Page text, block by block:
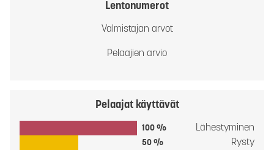
Lentonumerot
Valmistajan arvot
Pelaajien arvio
Pelaajat käyttävät
100 % Lähestyminen
50 % Rysty